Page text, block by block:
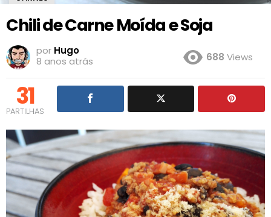
Chili de Carne Moída e Soja
por Hugo
8 anos atrás
688 Views
31
PARTILHAS